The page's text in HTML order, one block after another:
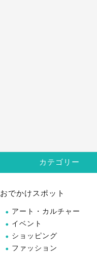
カテゴリー
おでかけスポット
アート・カルチャー
イベント
ショッピング
ファッション